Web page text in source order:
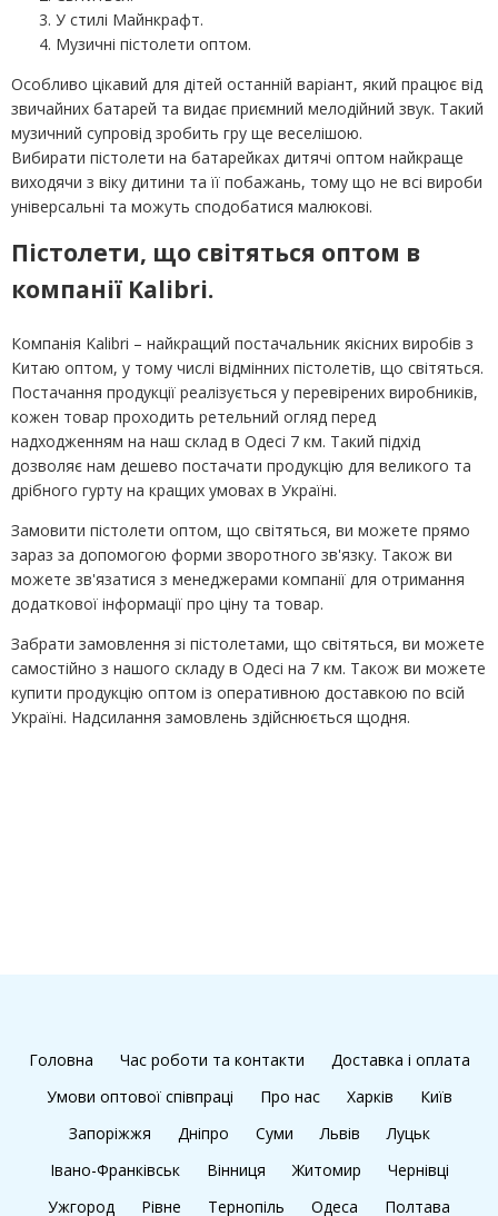
У стилі Майнкрафт.
Музичні пістолети оптом.
Особливо цікавий для дітей останній варіант, який працює від
звичайних батарей та видає приємний мелодійний звук. Такий
музичний супровід зробить гру ще веселішою.
Вибирати пістолети на батарейках дитячі оптом найкраще
виходячи з віку дитини та її побажань, тому що не всі вироби
універсальні та можуть сподобатися малюкові.
Пістолети, що світяться оптом в
компанії Kalibri.
Компанія Kalibri – найкращий постачальник якісних виробів з
Китаю оптом, у тому числі відмінних пістолетів, що світяться.
Постачання продукції реалізується у перевірених виробників,
кожен товар проходить ретельний огляд перед
надходженням на наш склад в Одесі 7 км. Такий підхід
дозволяє нам дешево постачати продукцію для великого та
дрібного гурту на кращих умовах в Україні.
Замовити пістолети оптом, що світяться, ви можете прямо
зараз за допомогою форми зворотного зв'язку. Також ви
можете зв'язатися з менеджерами компанії для отримання
додаткової інформації про ціну та товар.
Забрати замовлення зі пістолетами, що світяться, ви можете
самостійно з нашого складу в Одесі на 7 км. Також ви можете
купити продукцію оптом із оперативною доставкою по всій
Україні. Надсилання замовлень здійснюється щодня.
Головна Час роботи та контакти
Доставка і оплата
Умови оптової співпраці
Про нас Харків
Київ
Запоріжжя
Дніпро Суми Львів
Луцьк
Івано-Франківськ
Вінниця Житомир
Чернівці
Ужгород
Рівне Тернопіль Одеса Полтава